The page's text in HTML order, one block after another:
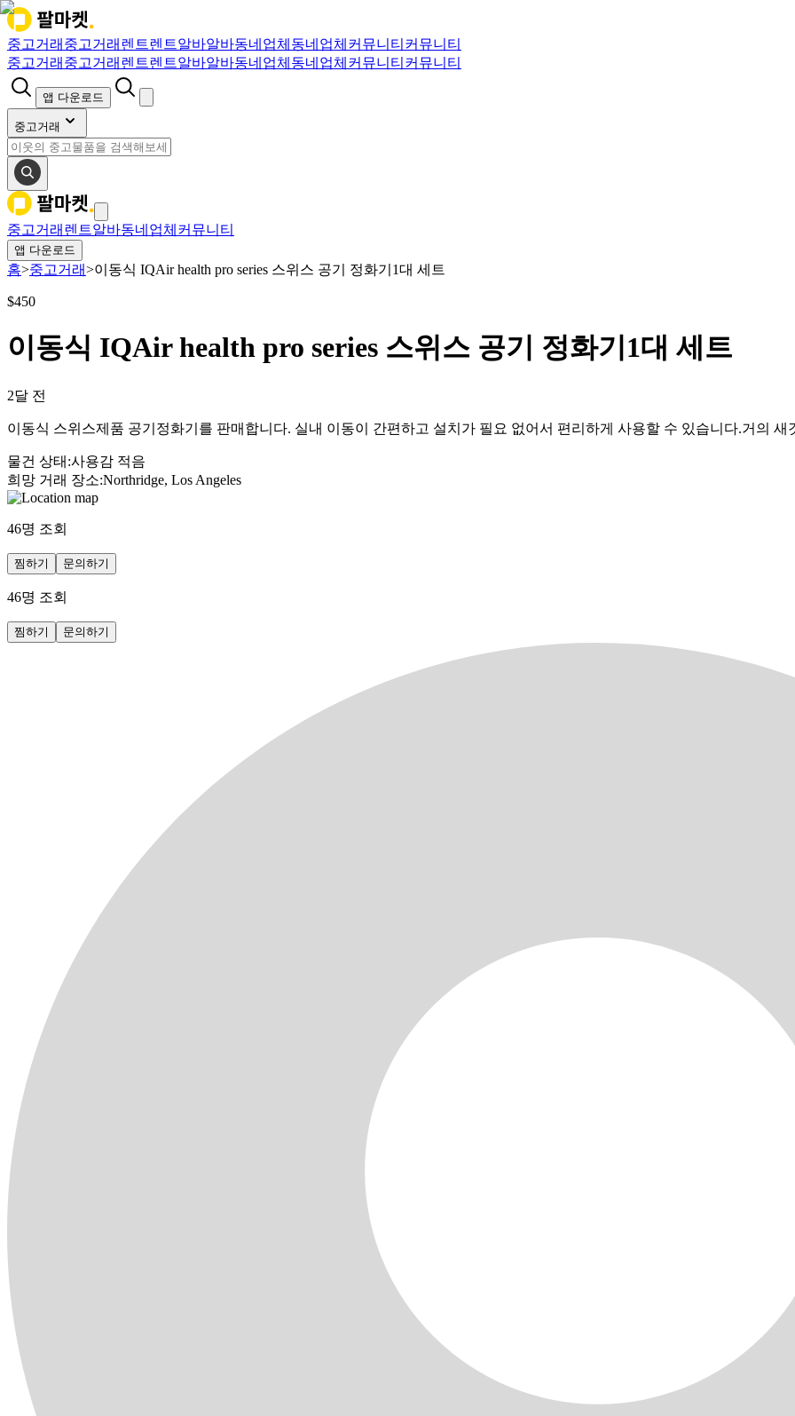
중고거래 중고거래 렌트렌트알바알바동네업체 동네업체 커뮤니티 커뮤니티
중고거래 중고거래 렌트렌트알바알바동네업체 동네업체 커뮤니티 커뮤니티
앱 다운로드
중고거래
중고거래 렌트알바동네업체 커뮤니티
앱 다운로드
홈>중고거래>이동식 IQAir health pro series 스위스 공기 정화기1대 세트
$450
이동식 IQAir health pro series 스위스 공기 정화기1대 세트
2달 전
이동식 스위스제품 공기정화기를 판매합니다. 실내 이동이 간편하고 설치가 필요 없어서 편리하게 사용할 수 있습니다.거의 새
물건 상태 :사용감 적음
희망 거래 장소:Northridge, Los Angeles
46명 조회
찜하기 문의하기
46명 조회
찜하기 문의하기